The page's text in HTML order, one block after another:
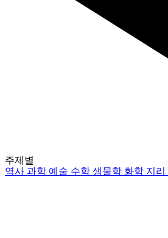
주제별
역사과학 예술 수학생물학 화학 지리